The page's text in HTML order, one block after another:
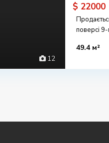
12
$ 22000
поверсі
49.4 м²